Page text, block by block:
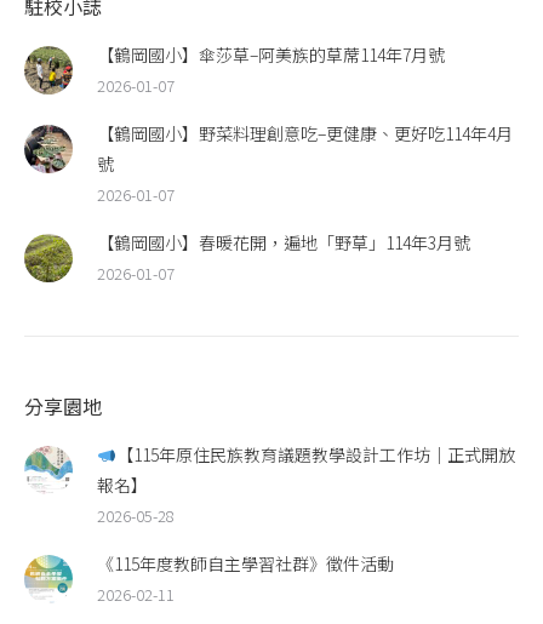
駐校小誌
【鶴岡國小】傘莎草–阿美族的草蓆114年7月號
2026-01-07
【鶴岡國小】野菜料理創意吃–更健康、更好吃114年4月
號
2026-01-07
【鶴岡國小】春暖花開，遍地「野草」114年3月號
2026-01-07
分享園地
【115年原住民族教育議題教學設計工作坊｜正式開放
報名】
2026-05-28
《115年度教師自主學習社群》徵件活動
2026-02-11